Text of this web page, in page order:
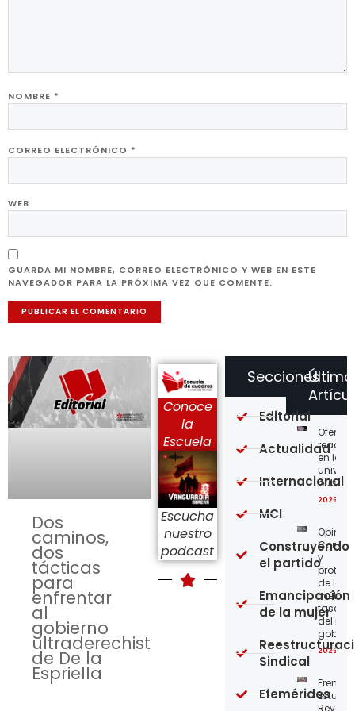
NOMBRE *
CORREO ELECTRÓNICO *
WEB
GUARDA MI NOMBRE, CORREO ELECTRÓNICO Y WEB EN ESTE
NAVEGADOR PARA LA PRÓXIMA VEZ QUE COMENTE.
Dos
caminos,
dos
tácticas
para
enfrentar
al
gobierno
ultraderechista
de De la
Espriella
Conoce
la
Escuela
Escucha
nuestro
podcast
en las
2026-
y
de los
del
2026-
Frente
Secciones
Editorial
Actualidad
Internacional
MCI
Construyendo
el partido
Emancipación
de la mujer
Sindical
Efemérides